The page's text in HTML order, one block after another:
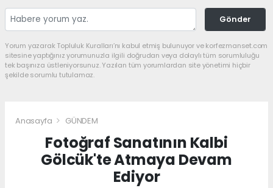
Gönder
Yorum yazarak Topluluk Kuralları’nı kabul etmiş bulunuyor ve korfezmanset.com
sitesine yaptığınız yorumunuzla ilgili doğrudan veya dolaylı tüm sorumluluğu
tek başınıza üstleniyorsunuz. Yazılan tüm yorumlardan site yönetimi hiçbir
şekilde sorumlu tutulamaz.
Anasayfa GÜNDEM
Fotoğraf Sanatının Kalbi
Gölcük'te Atmaya Devam
Ediyor